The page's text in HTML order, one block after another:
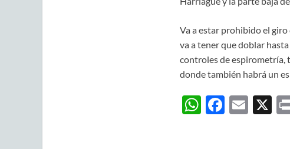
Va a estar prohibido el giro
va a tener que doblar
controles de espirometría,
donde también habrá un
WF E X